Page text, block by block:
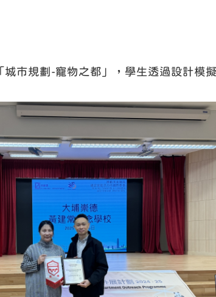
城市規劃-寵物之都」，學生透過設計模